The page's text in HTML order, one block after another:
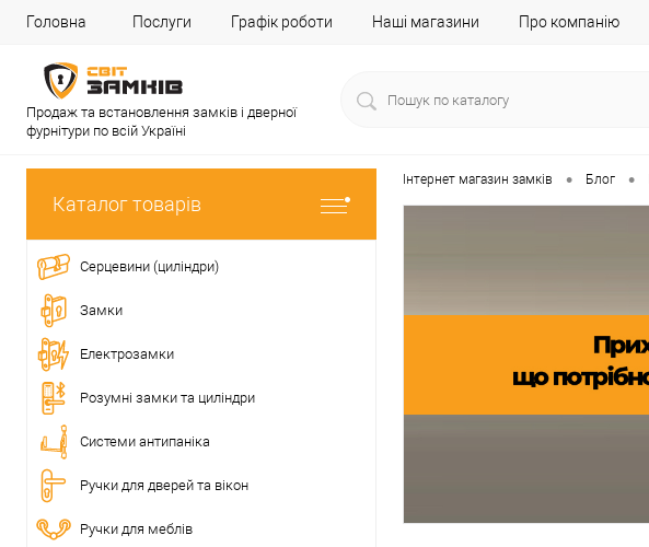
Головна Послуги Графік роботи Наші магазини Про компанію
Продаж та встановлення замків і дверної
фурнітури по всій Україні
Каталог товарів
Серцевини (циліндри)
Замки
Електрозамки
Розумні замки та циліндри
Системи антипаніка
Ручки для дверей та вікон
Ручки для меблів
Інтернет магазин замків • Блог •